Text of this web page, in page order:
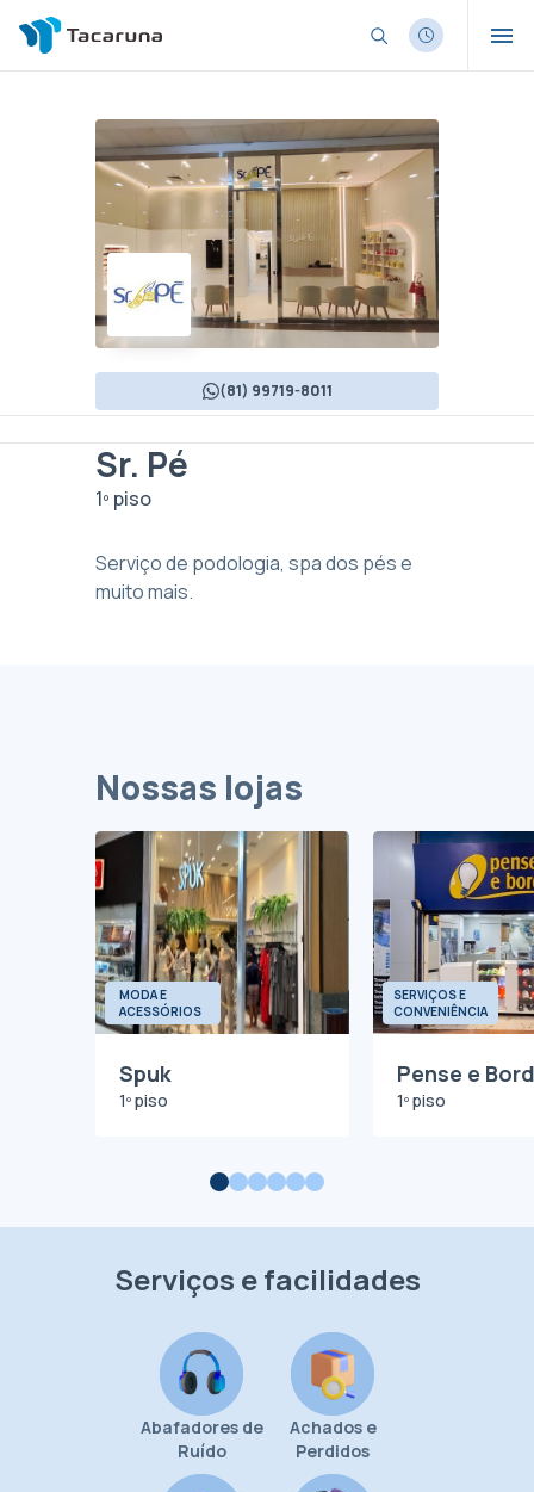
(81) 99719-8011
Sr. Pé
1º piso
Serviço de podologia, spa dos pés e
muito mais.
Nossas lojas
MODA E
ACESSÓRIOS
Spuk
1º piso
SERVIÇOS E
CONVENIÊNCIA
Pense e
1º piso
Serviços e facilidades
Abafadores de
Ruído
Achados e
Perdidos